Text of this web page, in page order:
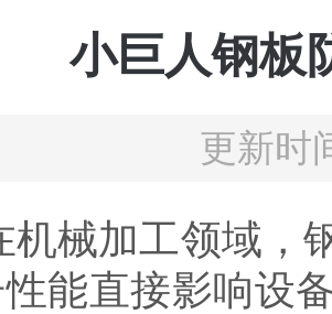
小巨人钢板
更新时
加工领域，钢
能直接影响设